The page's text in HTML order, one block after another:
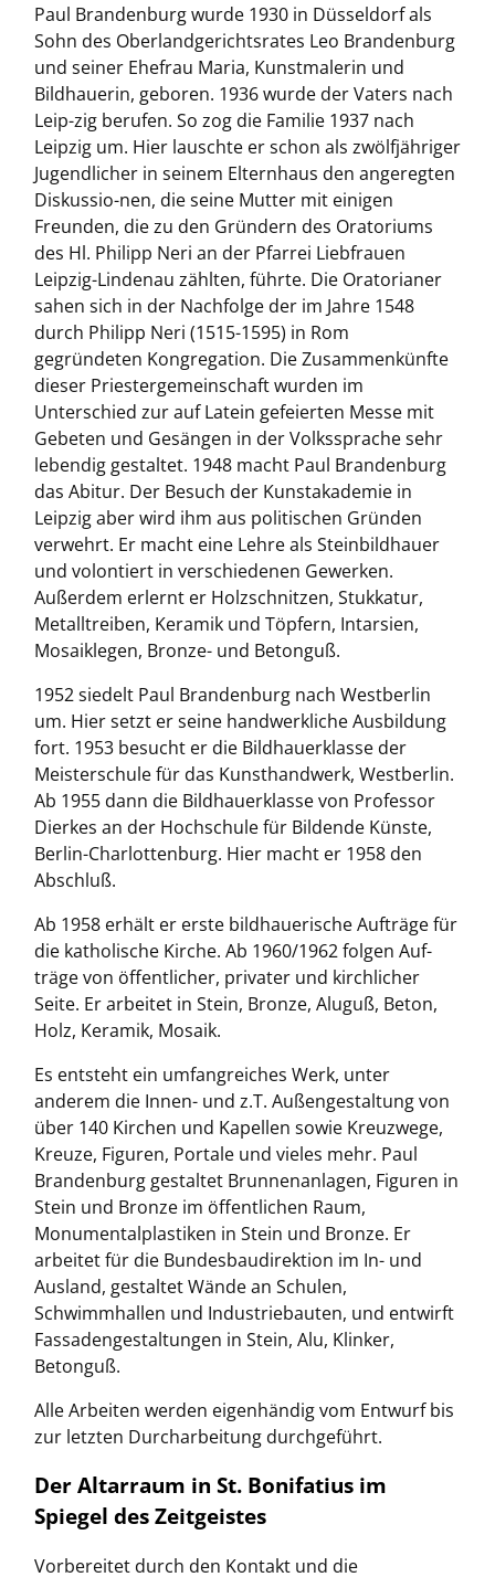
Paul Brandenburg wurde 1930 in Düsseldorf als
Sohn des Oberlandgerichtsrates Leo Brandenburg
und seiner Ehefrau Maria, Kunstmalerin und
Bildhauerin, geboren. 1936 wurde der Vaters nach
Leip-zig berufen. So zog die Familie 1937 nach
Leipzig um. Hier lauschte er schon als zwölfjähriger
Jugendlicher in seinem Elternhaus den angeregten
Diskussio-nen, die seine Mutter mit einigen
Freunden, die zu den Gründern des Oratoriums
des Hl. Philipp Neri an der Pfarrei Liebfrauen
Leipzig-Lindenau zählten, führte. Die Oratorianer
sahen sich in der Nachfolge der im Jahre 1548
durch Philipp Neri (1515-1595) in Rom
gegründeten Kongregation. Die Zusammenkünfte
dieser Priestergemeinschaft wurden im
Unterschied zur auf Latein gefeierten Messe mit
Gebeten und Gesängen in der Volkssprache sehr
lebendig gestaltet. 1948 macht Paul Brandenburg
das Abitur. Der Besuch der Kunstakademie in
Leipzig aber wird ihm aus politischen Gründen
verwehrt. Er macht eine Lehre als Steinbildhauer
und volontiert in verschiedenen Gewerken.
Außerdem erlernt er Holzschnitzen, Stukkatur,
Metalltreiben, Keramik und Töpfern, Intarsien,
Mosaiklegen, Bronze- und Betonguß.
1952 siedelt Paul Brandenburg nach Westberlin
um. Hier setzt er seine handwerkliche Ausbildung
fort. 1953 besucht er die Bildhauerklasse der
Meisterschule für das Kunsthandwerk, Westberlin.
Ab 1955 dann die Bildhauerklasse von Professor
Dierkes an der Hochschule für Bildende Künste,
Berlin-Charlottenburg. Hier macht er 1958 den
Abschluß.
Ab 1958 erhält er erste bildhauerische Aufträge für
die katholische Kirche. Ab 1960/1962 folgen Auf-
träge von öffentlicher, privater und kirchlicher
Seite. Er arbeitet in Stein, Bronze, Aluguß, Beton,
Holz, Keramik, Mosaik.
Es entsteht ein umfangreiches Werk, unter
anderem die Innen- und z.T. Außengestaltung von
über 140 Kirchen und Kapellen sowie Kreuzwege,
Kreuze, Figuren, Portale und vieles mehr. Paul
Brandenburg gestaltet Brunnenanlagen, Figuren in
Stein und Bronze im öffentlichen Raum,
Monumentalplastiken in Stein und Bronze. Er
arbeitet für die Bundesbaudirektion im In- und
Ausland, gestaltet Wände an Schulen,
Schwimmhallen und Industriebauten, und entwirft
Fassadengestaltungen in Stein, Alu, Klinker,
Betonguß.
Alle Arbeiten werden eigenhändig vom Entwurf bis
zur letzten Durcharbeitung durchgeführt.
Der Altarraum in St. Bonifatius im
Spiegel des Zeitgeistes
Vorbereitet durch den Kontakt und die